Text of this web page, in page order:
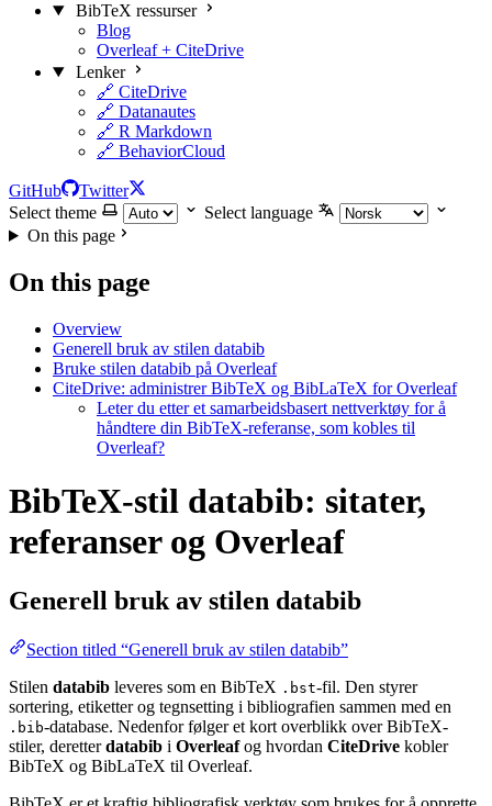
BibTeX ressurser
Blog
Overleaf + CiteDrive
Lenker
🔗 CiteDrive
🔗 Datanautes
🔗 R Markdown
🔗 BehaviorCloud
GitHub
Twitter
Select theme
Select language
On this page
On this page
Overview
Generell bruk av stilen databib
Bruke stilen databib på Overleaf
CiteDrive: administrer BibTeX og BibLaTeX for Overleaf
Leter du etter et samarbeidsbasert nettverktøy for å
håndtere din BibTeX-referanse, som kobles til
Overleaf?
BibTeX-stil databib: sitater,
referanser og Overleaf
Generell bruk av stilen databib
Section titled “Generell bruk av stilen databib”
Stilen databib leveres som en BibTeX .bst-fil. Den styrer
sortering, etiketter og tegnsetting i bibliografien sammen med en
.bib-database. Nedenfor følger et kort overblikk over BibTeX-
stiler, deretterdatabib i Overleafog hvordan CiteDrive kobler
BibTeX og BibLaTeX til Overleaf.